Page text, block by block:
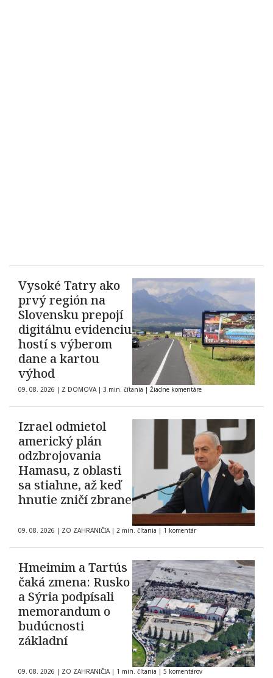
Vysoké Tatry ako
prvý región na
Slovensku prepojí
digitálnu evidenciu
hostí s výberom
dane a kartou
výhod
09. 08. 2026 | Z DOMOVA | 3 min. čítania | Žiadne komentáre
Izrael odmietol
americký plán
odzbrojovania
Hamasu, z oblasti
sa stiahne, až keď
hnutie zničí zbrane
09. 08. 2026 | ZO ZAHRANIČIA | 2 min. čítania | 1 komentár
Hmeimim a Tartús
čaká zmena: Rusko
a Sýria podpísali
memorandum o
budúcnosti
základní
09. 08. 2026 | ZO ZAHRANIČIA | 1 min. čítania | 5 komentárov